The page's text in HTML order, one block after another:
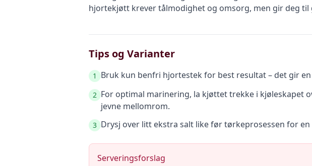
hjortekjøtt krever tålmodighet og omsorg, men gir deg
Tips og Varianter
1 Bruk kun benfri hjortestek for best resultat – det gir
2 For optimal marinering, la kjøttet trekke i kjøleskapet
jevne mellomrom.
3 Drysj over litt ekstra salt like før tørkeprosessen for
Serveringsforslag